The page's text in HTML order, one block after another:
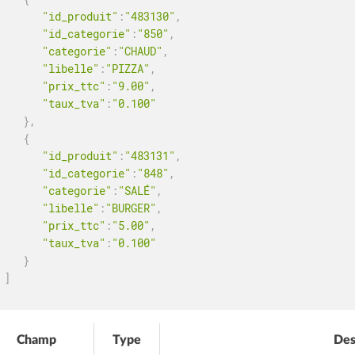
"id_produit" : "483130" ,
"id_categorie" : "850" ,
"categorie" : "CHAUD" ,
"libelle" : "PIZZA" ,
"prix_ttc" : "9.00" ,
"taux_tva" : "0.100"
} ,
{
"id_produit" : "483131" ,
"id_categorie" : "848" ,
"categorie" : "SALÉ" ,
"libelle" : "BURGER" ,
"prix_ttc" : "5.00" ,
"taux_tva" : "0.100"
}
Champ Type